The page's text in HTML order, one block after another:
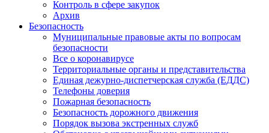
Контроль в сфере закупок
Архив
Безопасность
Муниципальные правовые акты по вопросам
безопасности
Все о коронавирусе
Территориальные органы и представительства
Единая дежурно-диспетчерская служба (ЕДДС)
Телефоны доверия
Пожарная безопасность
Безопасность дорожного движения
Порядок вызова экстренных служб